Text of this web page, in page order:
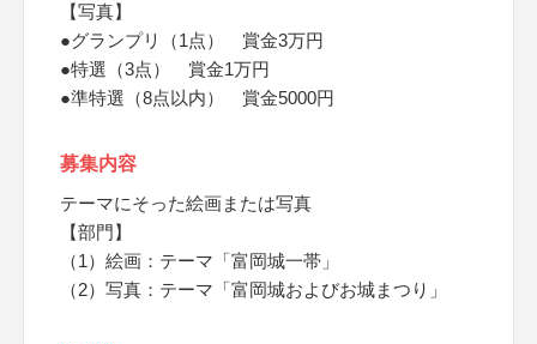
【写真】
●グランプリ（1点） 賞金3万円
●特選（3点） 賞金1万円
●準特選（8点以内） 賞金5000円
募集内容
テーマにそった絵画または写真
【部門】
（1）絵画：テーマ「富岡城一帯」
（2）写真：テーマ「富岡城およびお城まつり」